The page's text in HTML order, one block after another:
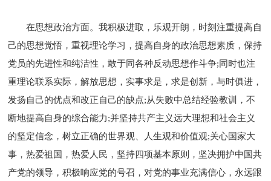
在思想政治方面。我积极进取，乐观开朗，时刻注重提高自
己的思想觉悟，重视理论学习，提高自身的政治思想素质，保持
党员的先进性和纯洁性，敢于同各种反动思想作斗争;同时也注
重理论联系实际，解放思想，实事求是，求是创新，与时俱进，
发扬自己的优点和改正自己的缺点;从失败中总结经验教训，不
断地提高自身的综合能力;并坚持共产主义远大理想和社会主义
的坚定信念，树立正确的世界观、人生观和价值观;关心国家大
事，热爱祖国，热爱人民，坚持四项基本原则，坚决拥护中国共
产党的领导，积极响应党的号召，对党的事业充满信心，永远跟